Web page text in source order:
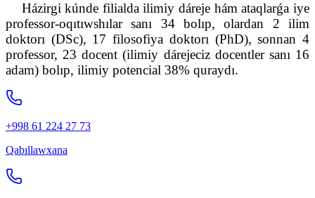
Házirgi kúnde filialda ilimiy dáreje hám ataqlarǵa iye
professor-oqıtıwshılar sanı 34 bolıp, olardan 2 ilim
doktorı (DSc), 17 filosofiya doktorı (PhD), sonnan 4
professor, 23 docent (ilimiy dárejeciz docentler sanı 16
adam) bolıp, ilimiy potencial 38% quraydı.
+998 61 224 27 73
Qabıllawxana